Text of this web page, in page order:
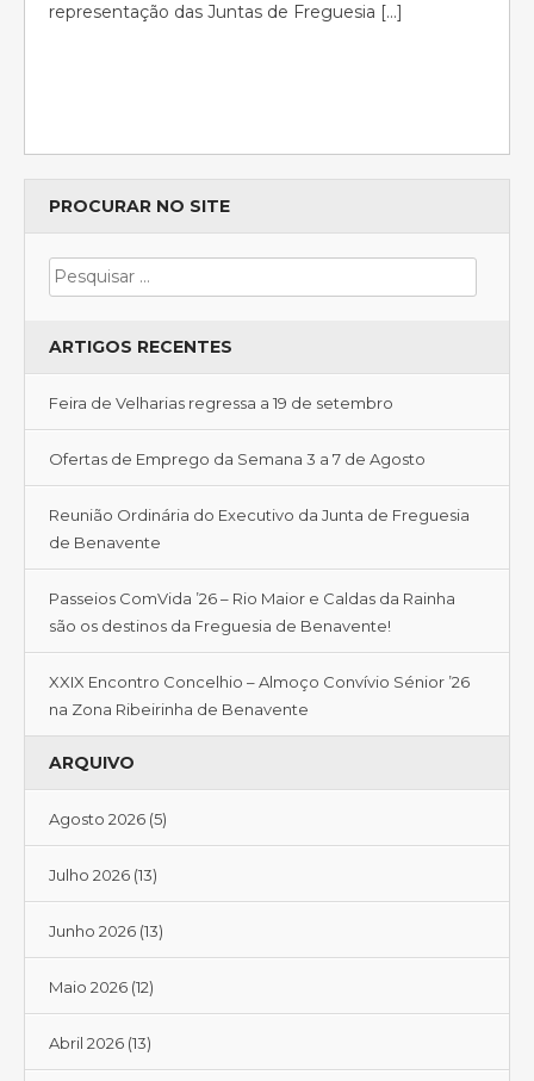
representação das Juntas de Freguesia […]
PROCURAR NO SITE
ARTIGOS RECENTES
Feira de Velharias regressa a 19 de setembro
Ofertas de Emprego da Semana 3 a 7 de Agosto
Reunião Ordinária do Executivo da Junta de Freguesia
de Benavente
Passeios ComVida ’26 – Rio Maior e Caldas da Rainha
são os destinos da Freguesia de Benavente!
XXIX Encontro Concelhio – Almoço Convívio Sénior ’26
na Zona Ribeirinha de Benavente
ARQUIVO
Agosto 2026 (5)
Julho 2026 (13)
Junho 2026 (13)
Maio 2026 (12)
Abril 2026 (13)